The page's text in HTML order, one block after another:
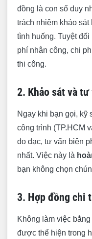
đồng là con số duy
trách nhiệm khảo
tình huống. Tuyệt
phí nhân công, chi
thi công.
2. Khảo sát và
Ngay khi bạn gọi, kỹ
công trình (TP.HCM
đo đạc, tư vấn biện
nhất. Việc này là
bạn không chọn
3. Hợp đồng chi
Không làm việc
được thể hiện trong